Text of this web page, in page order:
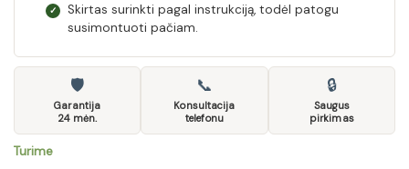
✓
Skirtas surinkti pagal instrukciją, todėl patogu
susimontuoti pačiam.
🛡
Garantija
24 mėn.
📞
Konsultacija
telefonu
🔒
Saugus
pirkimas
Turime